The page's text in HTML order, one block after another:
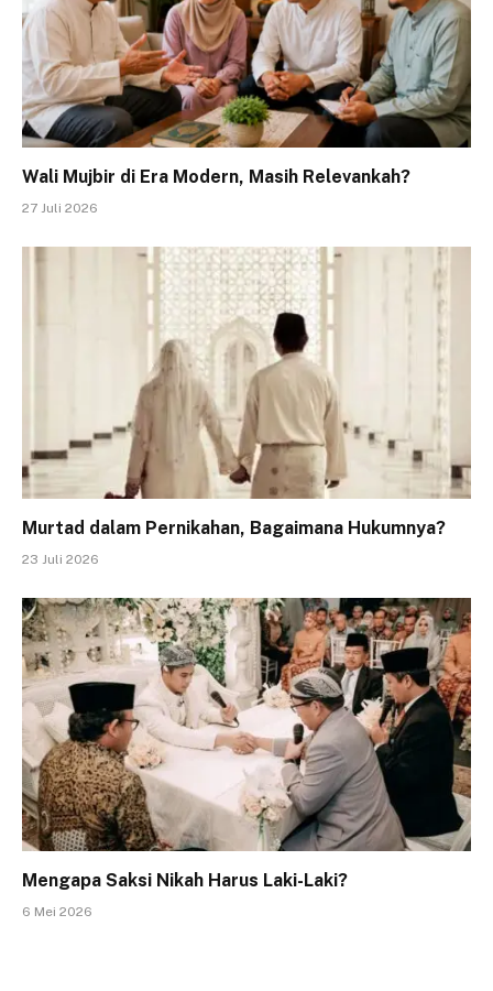
Wali Mujbir di Era Modern, Masih Relevankah?
27 Juli 2026
Murtad dalam Pernikahan, Bagaimana Hukumnya?
23 Juli 2026
Mengapa Saksi Nikah Harus Laki-Laki?
6 Mei 2026